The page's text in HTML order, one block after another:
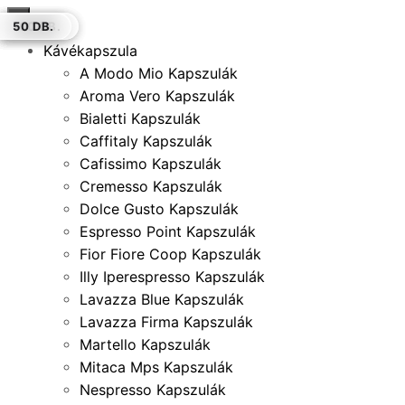
×
Kávékapszula
A Modo Mio Kapszulák
Aroma Vero Kapszulák
Bialetti Kapszulák
Caffitaly Kapszulák
Cafissimo Kapszulák
Cremesso Kapszulák
Dolce Gusto Kapszulák
Espresso Point Kapszulák
Fior Fiore Coop Kapszulák
Illy Iperespresso Kapszulák
Lavazza Blue Kapszulák
Lavazza Firma Kapszulák
Martello Kapszulák
Mitaca Mps Kapszulák
Nespresso Kapszulák
18 DB.
150 DB.
50 DB.
100 DB.
150 DB.
100 DB.
50 DB.